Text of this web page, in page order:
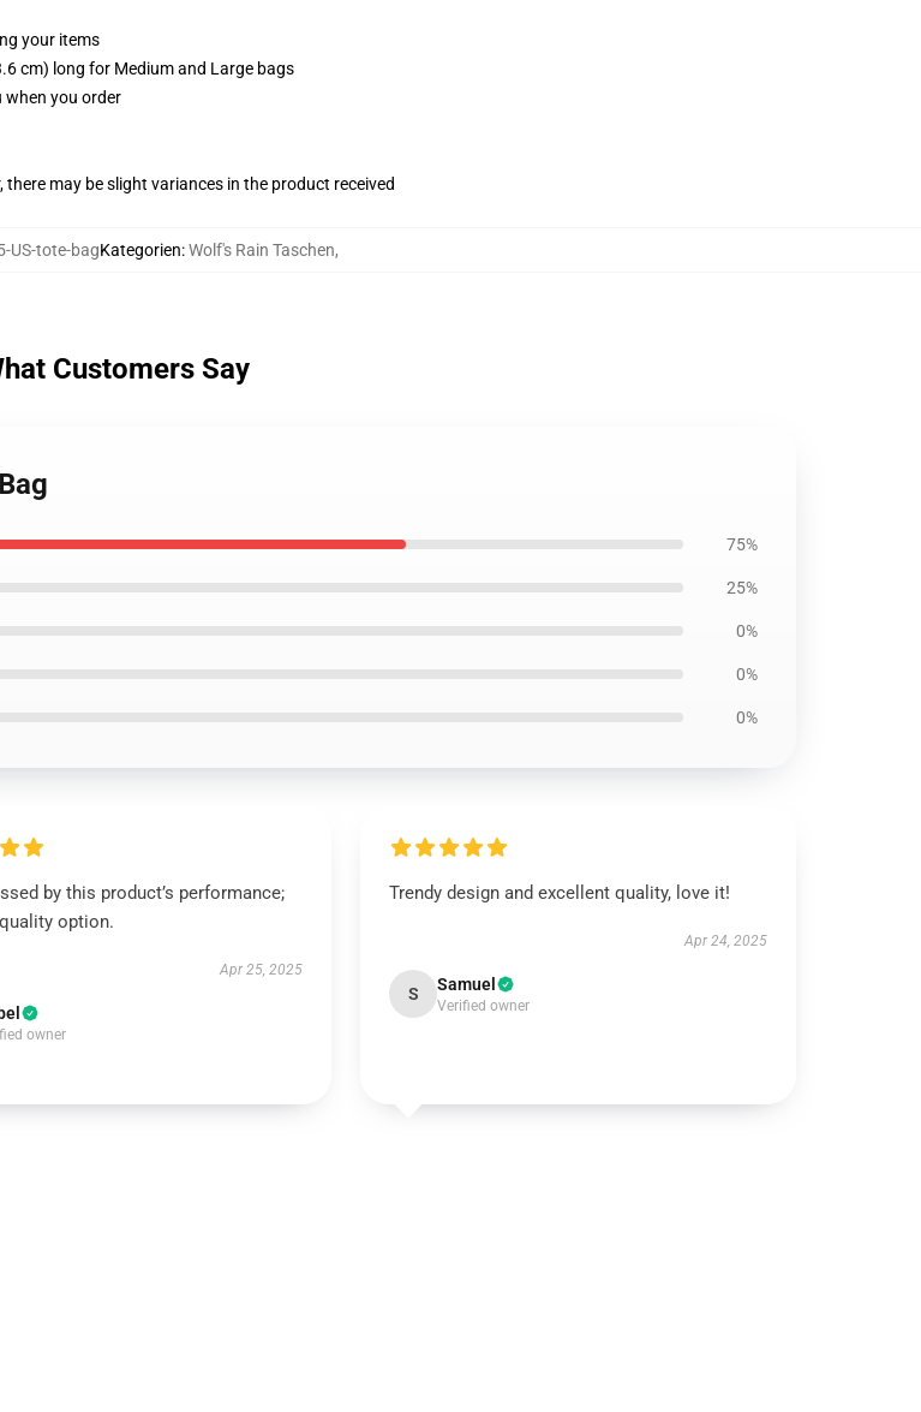
your items
cm) long for Medium and Large bags
when you order
may be slight variances in the product received
US-tote-bagKategorien:Wolf's Rain Taschen,
Customers Say
75%
25%
0%
0%
0%
by this product’s performance;
option.
Apr 25, 2025
owner
Trendy design and excellent quality, love it!
Apr 24, 2025
S Samuel
Verified owner